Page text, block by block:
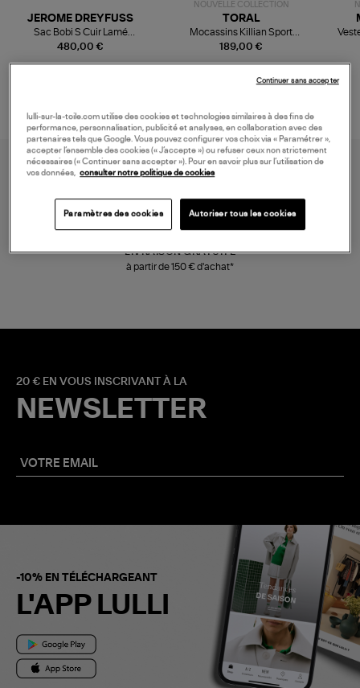
480,00 €
JEROME DREYFUSS
Sac Bobi S Cuir Lamé
Champagne
NOUVELLE COLLECTION
189,00 €
TORAL
Mocassins Killian Sport
Mousse
LIVRAISON GRATUITE
à partir de 150 € d'achat*
20 € EN VOUS INSCRIVANT À LA
NEWSLETTER
-10% EN TÉLÉCHARGEANT
L'APP LULLI
lulli-sur-la-toile.com utilise des cookies et technologies similaires à des fins de
performance, personnalisation, publicité et analyses, en collaboration avec des
partenaires tels que Google. Vous pouvez configurer vos choix via « Paramétrer »,
accepter l’ensemble des cookies (« J’accepte ») ou refuser ceux non strictement
nécessaires (« Continuer sans accepter »). Pour en savoir plus sur l’utilisation de
vos données, consulter notre politique de cookies
Paramètres des cookies Autoriser tous les cookies
Continuer sans accepter